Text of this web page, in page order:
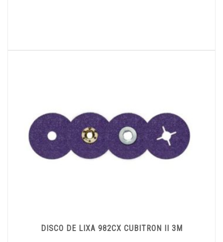
DISCO DE LIXA 982CX CUBITRON II 3M